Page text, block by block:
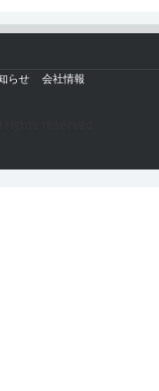
らせ
会社情報